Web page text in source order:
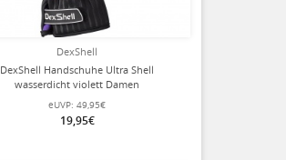
DexShell
DexShell Handschuhe Ultra Shell
wasserdicht violett Damen
eUVP: 49,95€
19,95€